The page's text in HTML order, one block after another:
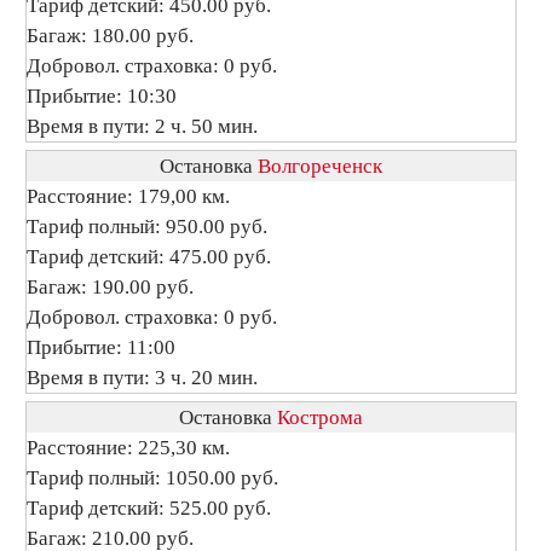
Тариф детский: 450.00 руб.
Багаж: 180.00 руб.
Добровол. страховка: 0 руб.
Прибытие: 10:30
Время в пути: 2 ч. 50 мин.
Остановка Волгореченск
Расстояние: 179,00 км.
Тариф полный: 950.00 руб.
Тариф детский: 475.00 руб.
Багаж: 190.00 руб.
Добровол. страховка: 0 руб.
Прибытие: 11:00
Время в пути: 3 ч. 20 мин.
Остановка Кострома
Расстояние: 225,30 км.
Тариф полный: 1050.00 руб.
Тариф детский: 525.00 руб.
Багаж: 210.00 руб.